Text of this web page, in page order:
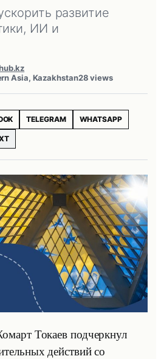
развитие
ИИ и
Asia, Kazakhstan28 views
TELEGRAM WHATSAPP
Токаев подчеркнул
действий со